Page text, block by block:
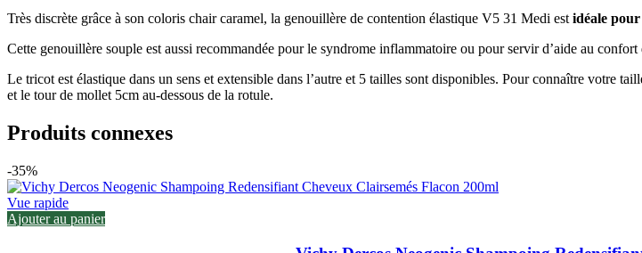
Très discrète grâce à son coloris chair caramel, la genouillère de contention élastique V5 31 Medi est idéale pour
Cette genouillère souple est aussi recommandée pour le syndrome inflammatoire ou pour servir d’aide au
Le tricot est élastique dans un sens et extensible dans l’autre et 5 tailles sont disponibles. Pour connaître votre
et le tour de mollet 5cm au-dessous de la rotule.
Produits connexes
-35%
Vue rapide
Ajouter au panier